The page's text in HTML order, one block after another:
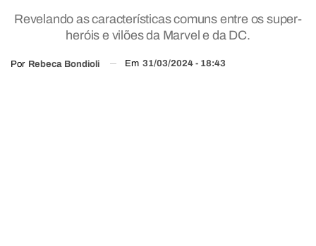
Revelando as características comuns entre os super-
heróis e vilões da Marvel e da DC.
Por Rebeca Bondioli Em 31/03/2024 - 18:43